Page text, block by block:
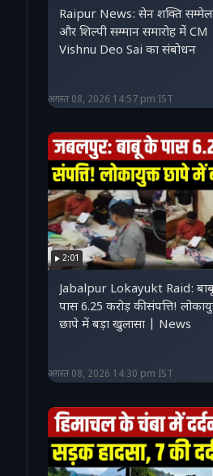
Raipur News: सेन शक्ति
और शिल्पी सम्मान समारोह में CM
Vishnu Deo Sai का संबोधन
अगस्त 08, 2026 14:57 pm IST
2:01
Jabalpur Lokayukt Raid:
पास 6.25 करोड़ की संपत्ति!
छापे में बड़ा खुलासा | News
अगस्त 08, 2026 14:30 pm IST